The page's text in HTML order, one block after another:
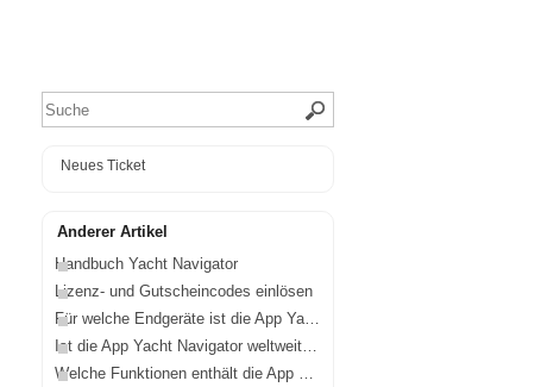
Neues Ticket
Anderer Artikel
Handbuch Yacht Navigator
Lizenz- und Gutscheincodes einlösen
Für welche Endgeräte ist die App Yacht Navigator erhältlich?
Ist die App Yacht Navigator weltweit verfügbar?
Welche Funktionen enthält die App Yacht Navigator?